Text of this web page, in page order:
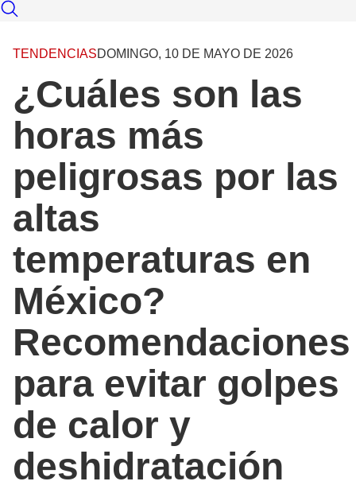
TENDENCIASDOMINGO, 10 DE MAYO DE 2026
¿Cuáles son las
horas más
peligrosas por las
altas
temperaturas en
México?
Recomendaciones
para evitar golpes
de calor y
deshidratación